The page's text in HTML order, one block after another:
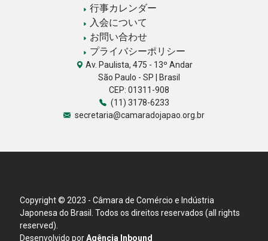
行事カレンダー
入会について
お問い合わせ
プライバシーポリシー
Av. Paulista, 475 - 13º Andar
São Paulo - SP | Brasil
CEP: 01311-908
(11) 3178-6233
secretaria@camaradojapao.org.br
Copyright © 2023 - Câmara de Comércio e Indústria
Japonesa do Brasil. Todos os direitos reservados (all rights
reserved).
Desenvolvido porAgência Inbound